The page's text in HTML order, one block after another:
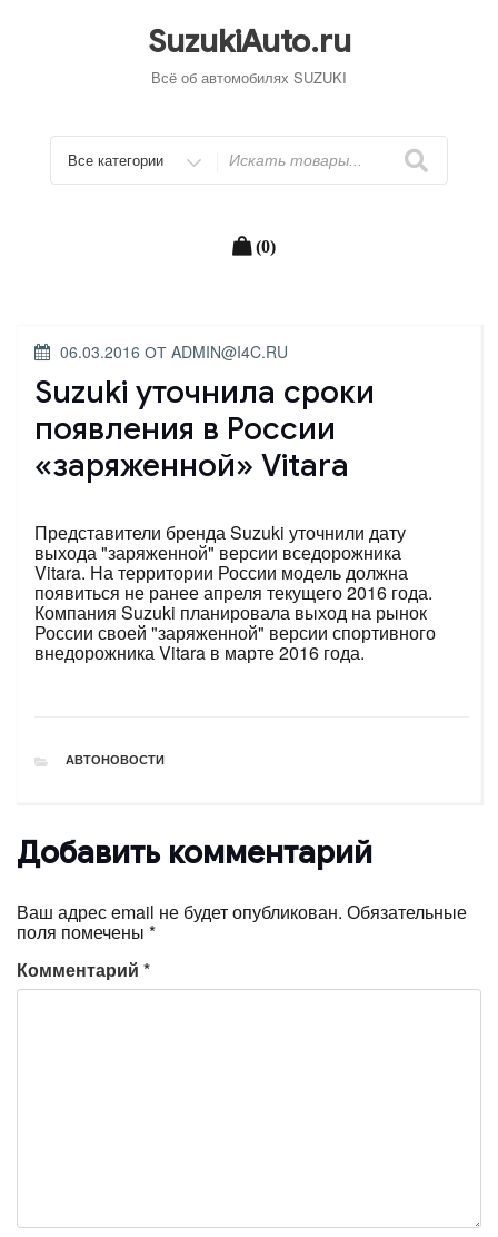
SuzukiAuto.ru
Всё об автомобилях SUZUKI
Искать
(0)
ОПУБЛИКОВАНО
06.03.2016 ОТ ADMIN@I4C.RU
Suzuki уточнила сроки
появления в России
«заряженной» Vitara
Представители бренда Suzuki уточнили дату
выхода "заряженной" версии вседорожника
Vitara. На территории России модель должна
появиться не ранее апреля текущего 2016 года.
Компания Suzuki планировала выход на рынок
России своей "заряженной" версии спортивного
внедорожника Vitara в марте 2016 года.
РУБРИКИ
АВТОНОВОСТИ
Добавить комментарий
Ваш адрес email не будет опубликован. Обязательные
поля помечены *
Комментарий *